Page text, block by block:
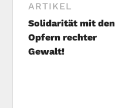
ARTIKEL
Solidarität mit den
Opfern rechter
Gewalt!